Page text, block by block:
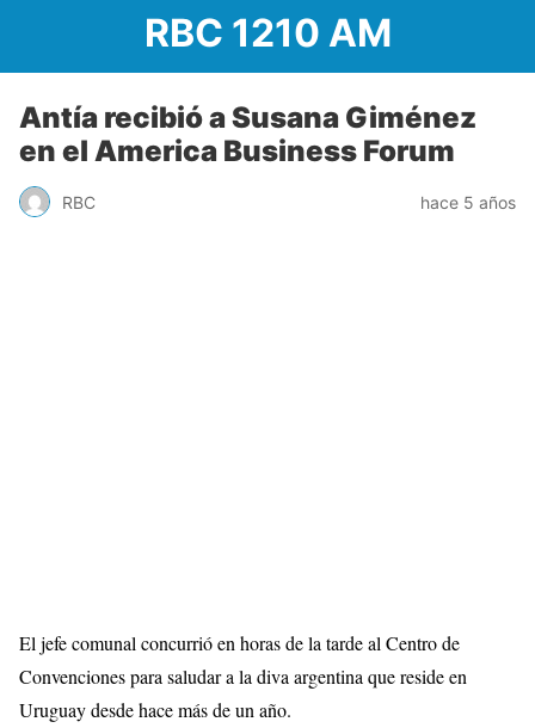
RBC 1210 AM
Antía recibió a Susana Giménez
en el America Business Forum
RBC hace 5 años
El jefe comunal concurrió en horas de la tarde al Centro de
Convenciones para saludar a la diva argentina que reside en
Uruguay desde hace más de un año.